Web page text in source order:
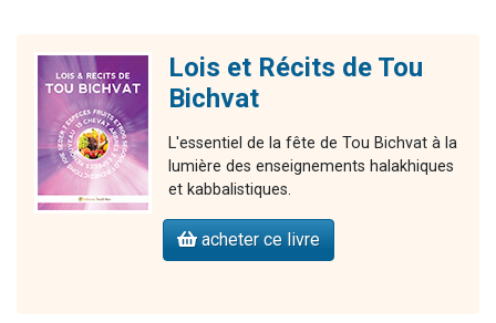
Lois et Récits de Tou
Bichvat
L'essentiel de la fête de Tou Bichvat à la
lumière des enseignements halakhiques
et kabbalistiques.
acheter ce livre